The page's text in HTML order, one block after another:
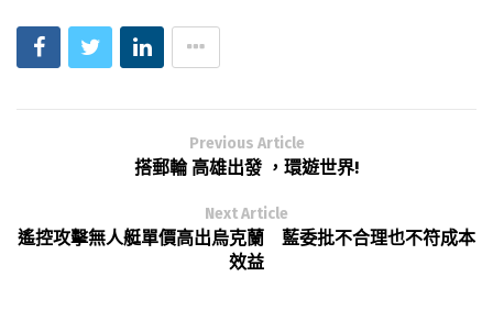
Previous Article
搭郵輪 高雄出發 ，環遊世界!
Next Article
遙控攻擊無人艇單價高出烏克蘭 藍委批不合理也不符成本
效益